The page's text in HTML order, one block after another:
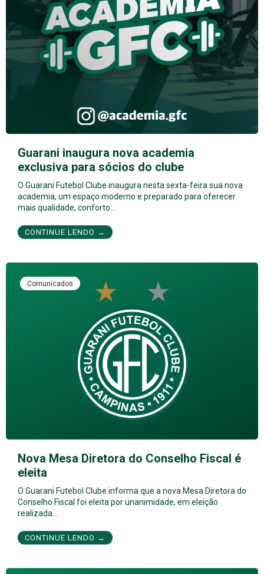
Guarani inaugura nova academia
exclusiva para sócios do clube
O Guarani Futebol Clube inaugura nesta sexta-feira sua nova
academia, um espaço moderno e preparado para oferecer
mais qualidade, conforto…
CONTINUE LENDO →
Comunicados
Nova Mesa Diretora do Conselho Fiscal é
eleita
O Guarani Futebol Clube informa que a nova Mesa Diretora do
Conselho Fiscal foi eleita por unanimidade, em eleição
realizada…
CONTINUE LENDO →